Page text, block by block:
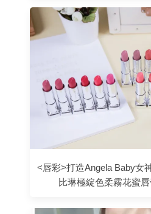
<唇彩>打造Angela Baby女
比琳極綻色柔霧花蜜唇